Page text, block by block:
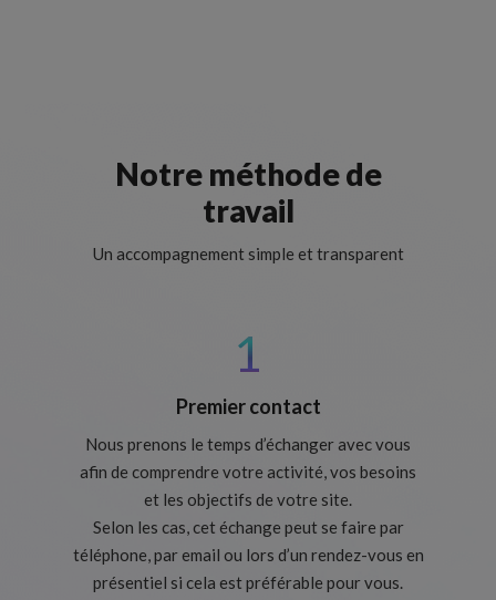
Notre méthode de
travail
Un accompagnement simple et transparent
1
Premier contact
Nous prenons le temps d’échanger avec vous
afin de comprendre votre activité, vos besoins
et les objectifs de votre site.
Selon les cas, cet échange peut se faire par
téléphone, par email ou lors d’un rendez-vous en
présentiel si cela est préférable pour vous.